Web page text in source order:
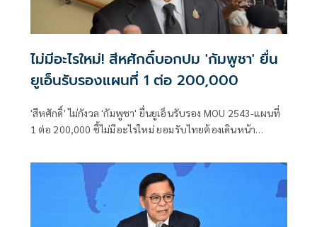
ไม่มีอะไรใหม่! สีหศักดิ์บอกปม 'กัมพูชา' ยื่น
ยูเอ็นรับรองแผนที่ 1 ต่อ 200,000
'สีหศักดิ์' ไม่กังวล 'กัมพูชา' ยื่นยูเอ็นรับรอง MOU 2543-แผนที่
1 ต่อ 200,000​ ชี้ไม่มีอะไรใหม่ ยอมรับไทยต้องเดินหน้า
ระวังตกเป็นเครื่องมือเขมร​